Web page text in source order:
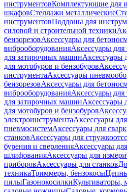
инструментовКомплектующие для
шкафовСтеллажи металлические
инструментовПоддоны для
силовой и строительной техники
бензорезовАксессуары для
виброоборудованияАксессуары для
для затирочных машинАксессуары
для мотобуров и бензобуров
инструментаАксессуары
бензорезовАксессуары для
виброоборудованияАксессуары для
для затирочных машинАксессуары
для мотобуров и бензобуров
электроинструментаАксессуары
пневмосистемАксессуары для
станковАксессуары для
бурения и сверленияАксессуары
шлифованияАксессуары для
приборовАксессуары для станков
техникаТриммеры, бензокосы
пилыГазонокосилкиКультиваторы,